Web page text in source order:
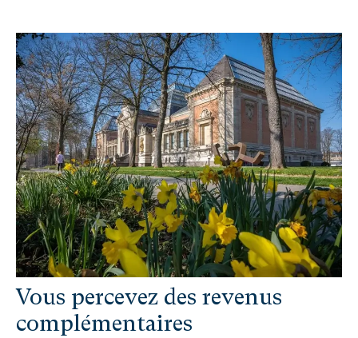
Vous percevez des revenus
complémentaires